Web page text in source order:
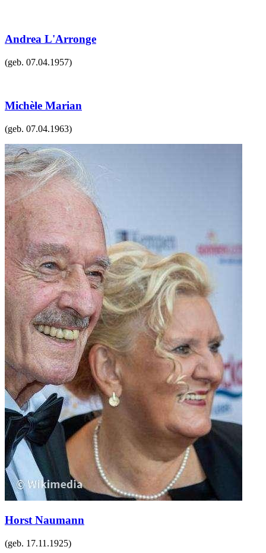
Andrea L'Arronge
(geb. 07.04.1957)
Michèle Marian
(geb. 07.04.1963)
Horst Naumann
(geb. 17.11.1925)